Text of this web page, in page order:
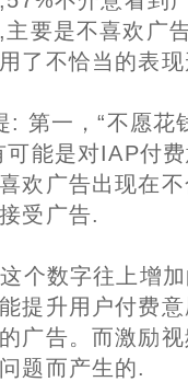
要是不喜欢广
了不恰当的表现
: 第一，“不愿花
可能是对IAP付
欢广告出现在
受广告.
个数字往上增
提升用户付费
广告。而激励
题而产生的.